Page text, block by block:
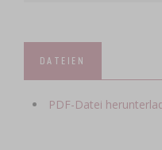
DATEIEN
PDF-Datei